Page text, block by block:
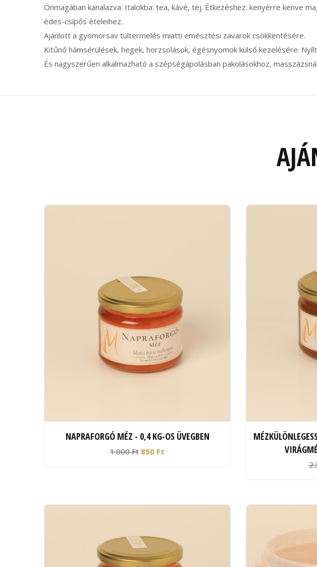
Önmagában kanalazva. Italokba: tea, kávé, tej. Étkezéshez: kenyérre kenve
édes-csípős ételeihez.
Ajánlott a gyomorsav túltermelés miatti emésztési zavarok csökkentésére.
Kitűnő hámsérülések, hegek, horzsolások, égésnyomok külső kezelésére.
És nagyszerűen alkalmazható a szépségápolásban pakolásokhoz,
NAPRAFORGÓ MÉZ - 0,4 KG-OS ÜVEGBEN
1.000 Ft 850 Ft